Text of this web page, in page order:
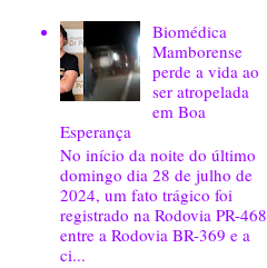
Biomédica
Mamborense
perde a vida ao
ser atropelada
em Boa
Esperança
No início da noite do último
domingo dia 28 de julho de
2024, um fato trágico foi
registrado na Rodovia PR-468
entre a Rodovia BR-369 e a
ci...